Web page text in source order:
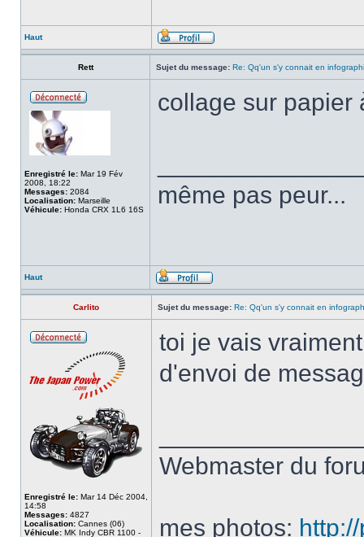
Haut
Rett Sujet du message: Re: Qq'un s'y connait en
Enregistré le: Mar 19 Fév
2008, 18:22
Messages: 2084
Localisation: Marseille
Véhicule: Honda CRX 1L6 16S
collage sur papier
même pas peur...
Haut
Carlito Sujet du message: Re: Qq'un s'y connait en
Enregistré le: Mar 14 Déc 2004,
14:58
Messages: 4827
Localisation: Cannes (06)
Véhicule: MK Indy CBR 1100 -
toi je vais
d'envoi de
Webmaster du
mes photos: